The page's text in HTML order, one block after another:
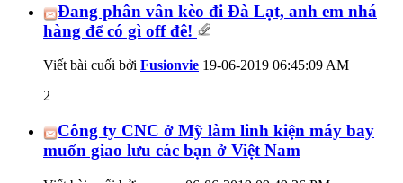
Đang phân vân kèo đi Đà Lạt, anh em nhá
hàng để có gì off đê!
Viết bài cuối bởi Fusionvie 19-06-2019 06:45:09 AM
2
Công ty CNC ở Mỹ làm linh kiện máy bay
muốn giao lưu các bạn ở Việt Nam